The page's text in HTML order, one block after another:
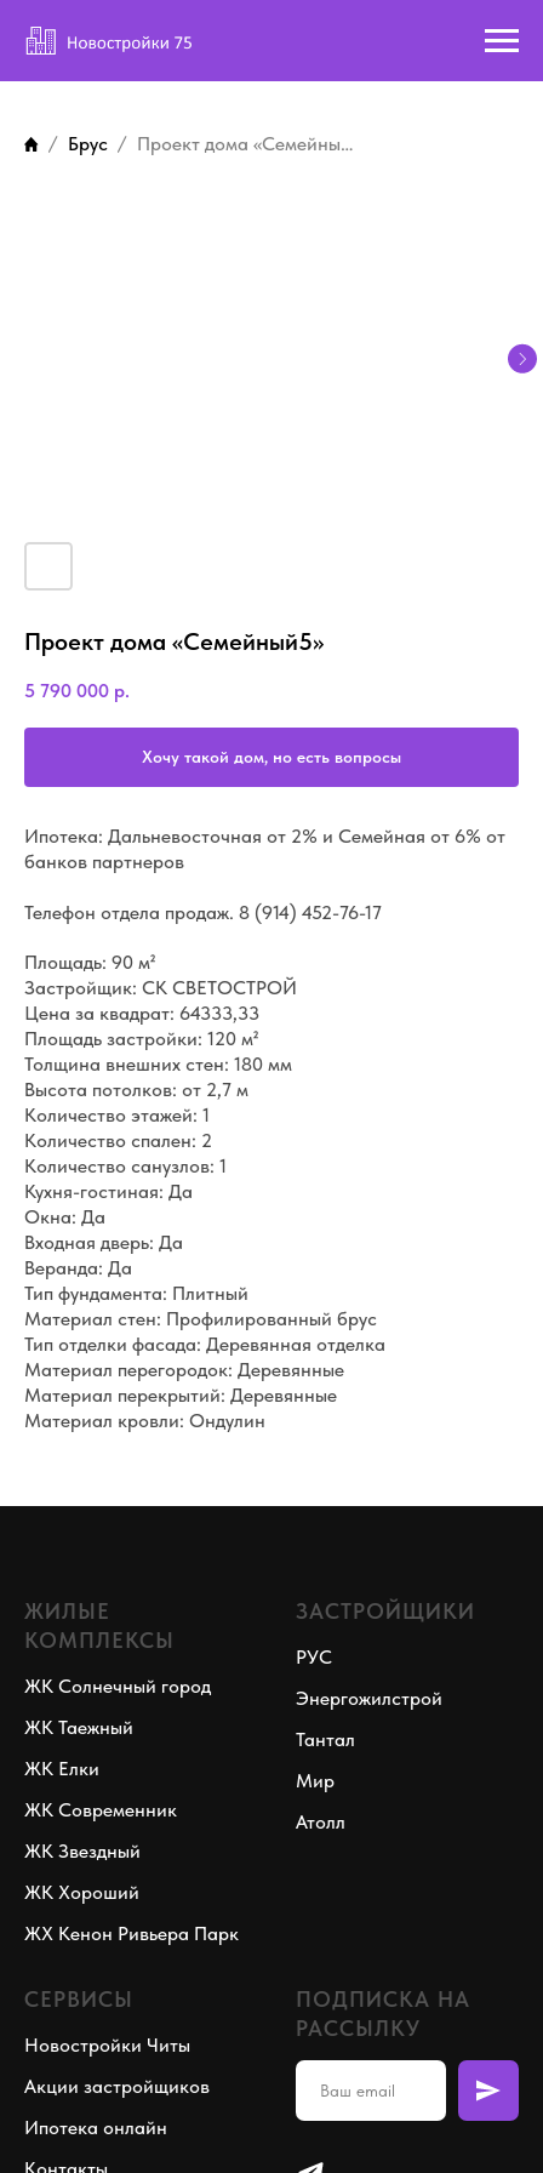
Брус Проект дома «Семейный5»
Проект дома «Семейный5»
5 790 000 р.
Хочу такой дом, но есть вопросы
Ипотека: Дальневосточная от 2% и Семейная от 6% от
банков партнеров
Телефон отдела продаж. 8 (914) 452-76-17
Площадь: 90 м²
Застройщик: СК СВЕТОСТРОЙ
Цена за квадрат: 64333,33
Площадь застройки: 120 м²
Толщина внешних стен: 180 мм
Высота потолков: от 2,7 м
Количество этажей: 1
Количество спален: 2
Количество санузлов: 1
Кухня-гостиная: Да
Окна: Да
Входная дверь: Да
Веранда: Да
Тип фундамента: Плитный
Материал стен: Профилированный брус
Тип отделки фасада: Деревянная отделка
Материал перегородок: Деревянные
Материал перекрытий: Деревянные
Материал кровли: Ондулин
ЖИЛЫЕ
КОМПЛЕКСЫ
ЖК Солнечный город
ЖК Таежный
ЖК Елки
ЖК Современник
ЖК Звездный
ЖК Хороший
ЖХ Кенон Ривьера Парк
ЗАСТРОЙЩИКИ
РУС
Энергожилстрой
Тантал
Мир
Атолл
СЕРВИСЫ
Новостройки Читы
Акции застройщиков
Ипотека онлайн
ПОДПИСКА НА
РАССЫЛКУ